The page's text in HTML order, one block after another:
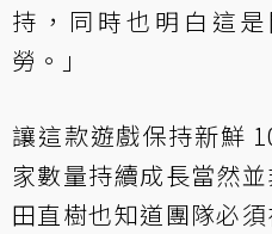
持，同時也明白這
勞。」
讓這款遊戲保持新鮮
家數量持續成長當然
田直樹也知道團隊必